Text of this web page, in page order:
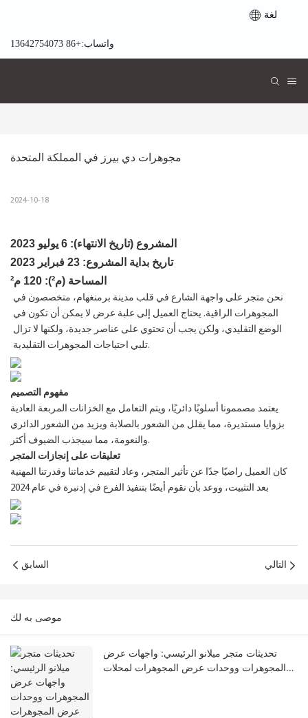
لغة
واتساب:+86 13642754073
مجوهرات دي بيرز في المملكة المتحدة
2024-10-18
المشروع (تاريخ الانتهاء): 6 يوليو 2023
تاريخ بداية المشروع: 23 فبراير 2023
المساحة (م²): 120 م²
نحن متجر على واجهة الشارع في قلب مدينة برمنغهام، متخصصون في
المجوهرات الراقية. يحتاج العميل إلى علبة عرض لا يمكن أن تكون في
الوضع التقليدي، ولكن يجب أن تحتوي على عناصر جديدة، ولكنها لا تزال
تلبي احتياجات المجوهرات التقليدية.
مفهوم التصميم
يعتمد مصممونا أسلوبًا دائريًا، ويتم التعامل مع الخزانات المربعة العادية
بزوايا مستديرة، مما يقلل من الشعور بالصلابة ويزيد من الشعور الدائري
والنعومة، مما سيجذب الضيوف أكثر.
تعليقات على إنجازات المتجر
كان العميل راضيًا جدًا عن تأثير المتجر، وعاد لتقييم خدماتنا وقدرتنا المهنية
السابق التالي
موصى به لك
تحديثات متجر ميلانو الرئيسي: واجهات عرض
المجوهرات ووحدات عرض المجوهرات لمحلات